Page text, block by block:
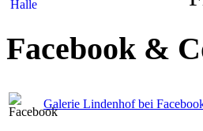
Facebook &
Galerie Lindenhof bei